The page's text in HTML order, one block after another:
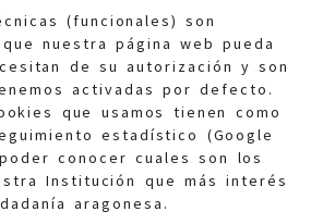
(funcionales) son
nuestra página web pueda
de su autorización y son
activadas por defecto.
que usamos tienen como
estadístico (Google
conocer cuales son los
Institución que más interés
aragonesa.
general:
900 210 210/